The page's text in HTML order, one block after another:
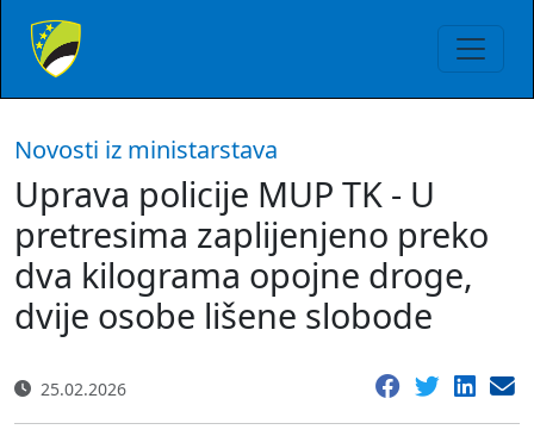
Novosti iz ministarstava
Uprava policije MUP TK - U
pretresima zaplijenjeno preko
dva kilograma opojne droge,
dvije osobe lišene slobode
25.02.2026